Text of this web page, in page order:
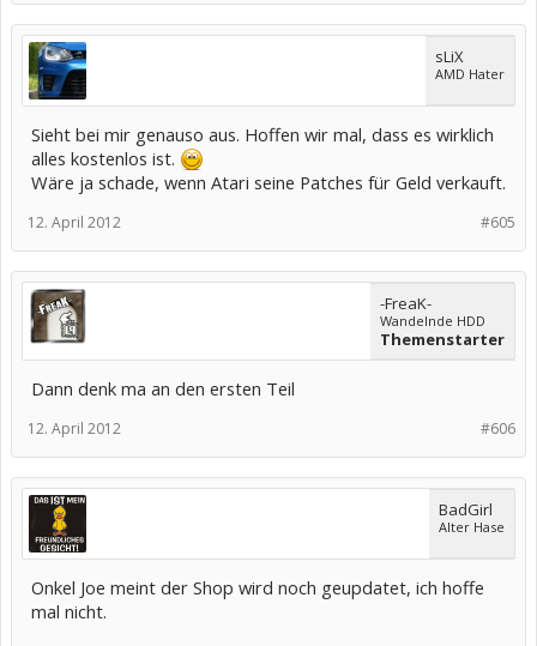
sLiX
AMD Hater
Sieht bei mir genauso aus. Hoffen wir mal, dass es wirklich
alles kostenlos ist.
Wäre ja schade, wenn Atari seine Patches für Geld verkauft.
#605
12. April 2012
-FreaK-
Wandelnde HDD
Themenstarter
Dann denk ma an den ersten Teil
#606
12. April 2012
BadGirl
Alter Hase
Onkel Joe meint der Shop wird noch geupdatet, ich hoffe
mal nicht.